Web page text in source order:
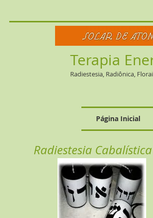
Página Inicial
Terapia
Radiestesia, Radiônica,
Radiestesia Cabalística